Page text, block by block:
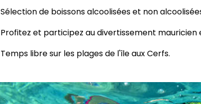
Sélection de boissons alcoolisées et non
Profitez et participez au divertissement mauricien
Temps libre sur les plages de l'île aux Cerfs.